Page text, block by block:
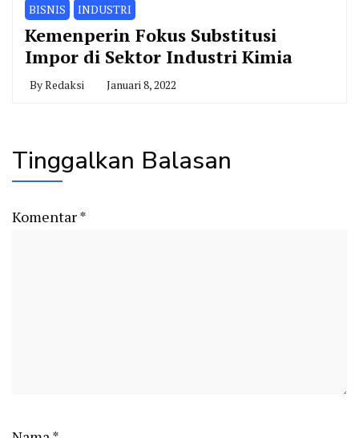
BISNIS INDUSTRI
Kemenperin Fokus Substitusi
Impor di Sektor Industri Kimia
ByRedaksi Januari 8, 2022
Tinggalkan Balasan
Komentar*